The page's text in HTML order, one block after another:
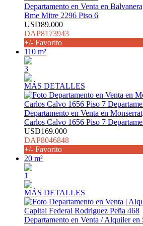
Departamento en Venta en
Bme Mitre 2296 Piso 6
USD89.000
DAP8173943
+/- Favorito
110 m²
3
MÁS DETALLES
Departamento en Venta en
Carlos Calvo 1656 Piso 7
USD169.000
DAP8046848
+/- Favorito
20 m²
1
MÁS DETALLES
Departamento en Venta / Alquiler